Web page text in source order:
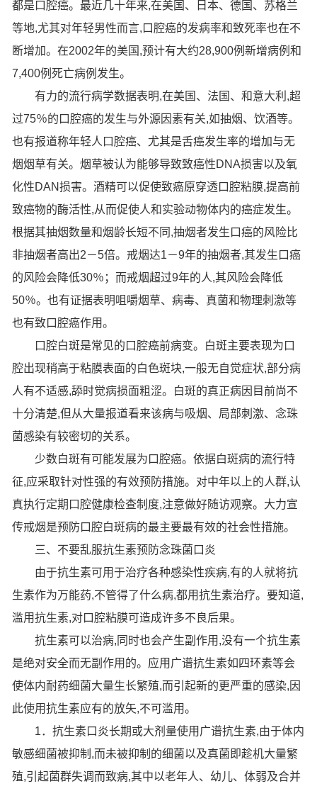
都是口腔癌。最近几十年来,在美国、日本、德国、苏格兰
等地,尤其对年轻男性而言,口腔癌的发病率和致死率也在不
断增加。在2002年的美国,预计有大约28,900例新增病例和
7,400例死亡病例发生。
有力的流行病学数据表明,在美国、法国、和意大利,超
过75％的口腔癌的发生与外源因素有关,如抽烟、饮酒等。
也有报道称年轻人口腔癌、尤其是舌癌发生率的增加与无
烟烟草有关。烟草被认为能够导致致癌性DNA损害以及氧
化性DAN损害。酒精可以促使致癌原穿透口腔粘膜,提高前
致癌物的酶活性,从而促使人和实验动物体内的癌症发生。
根据其抽烟数量和烟龄长短不同,抽烟者发生口癌的风险比
非抽烟者高出2－5倍。戒烟达1－9年的抽烟者,其发生口癌
的风险会降低30％；而戒烟超过9年的人,其风险会降低
50％。也有证据表明咀嚼烟草、病毒、真菌和物理刺激等
也有致口腔癌作用。
口腔白斑是常见的口腔癌前病变。白斑主要表现为口
腔出现稍高于粘膜表面的白色斑块,一般无自觉症状,部分病
人有不适感,舔时觉病损面粗涩。白斑的真正病因目前尚不
十分清楚,但从大量报道看来该病与吸烟、局部刺激、念珠
菌感染有较密切的关系。
少数白斑有可能发展为口腔癌。依据白斑病的流行特
征,应采取针对性强的有效预防措施。对中年以上的人群,认
真执行定期口腔健康检查制度,注意做好随访观察。大力宣
传戒烟是预防口腔白斑病的最主要最有效的社会性措施。
三、不要乱服抗生素预防念珠菌口炎
由于抗生素可用于治疗各种感染性疾病,有的人就将抗
生素作为万能药,不管得了什么病,都用抗生素治疗。要知道,
滥用抗生素,对口腔粘膜可造成许多不良后果。
抗生素可以治病,同时也会产生副作用,没有一个抗生素
是绝对安全而无副作用的。应用广谱抗生素如四环素等会
使体内耐药细菌大量生长繁殖,而引起新的更严重的感染,因
此使用抗生素应有的放矢,不可滥用。
1．抗生素口炎长期或大剂量使用广谱抗生素,由于体内
敏感细菌被抑制,而未被抑制的细菌以及真菌即趁机大量繁
殖,引起菌群失调而致病,其中以老年人、幼儿、体弱及合并